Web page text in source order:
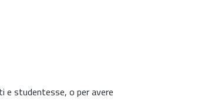
e studentesse, o per avere